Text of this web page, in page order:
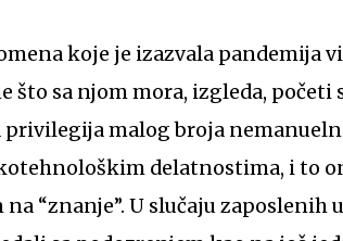
koje je izazvala pandemija
što sa njom mora, izgleda,
malog broja
delatnostima, i to
“znanje”. U slučaju